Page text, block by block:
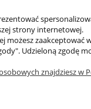
strony internetowej.
Udzieloną zgodę
znajdziesz w